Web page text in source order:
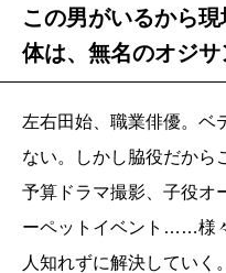
この男がいるから
体は、無名のオジサ
左右田始、職業俳優。ベ
ない。しかし脇役だから
予算ドラマ撮影、子役オ
ーペットイベント……様
人知れずに解決していく